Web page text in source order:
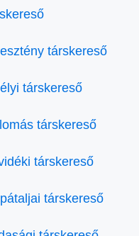
társkereső
társkereső
társkereső
társkereső
társkereső